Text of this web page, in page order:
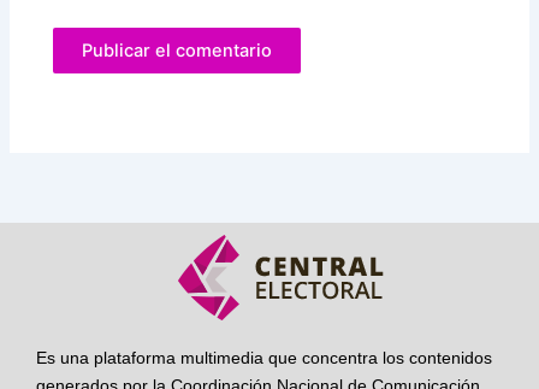
Es una plataforma multimedia que concentra los contenidos